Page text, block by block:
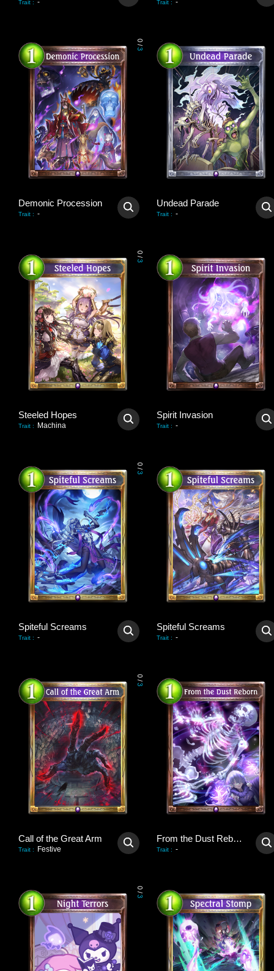
Trait : - Trait : -
0
/
3
Demonic Procession
Trait : -
Undead Parade
Trait : -
0
/
3
Steeled Hopes
Trait : Machina
Spirit Invasion
Trait : -
0
/
3
Spiteful Screams
Trait : -
Spiteful Screams
Trait : -
0
/
3
Call of the Great Arm
Trait : Festive
From the Dust Reborn
Trait : -
0
/
3